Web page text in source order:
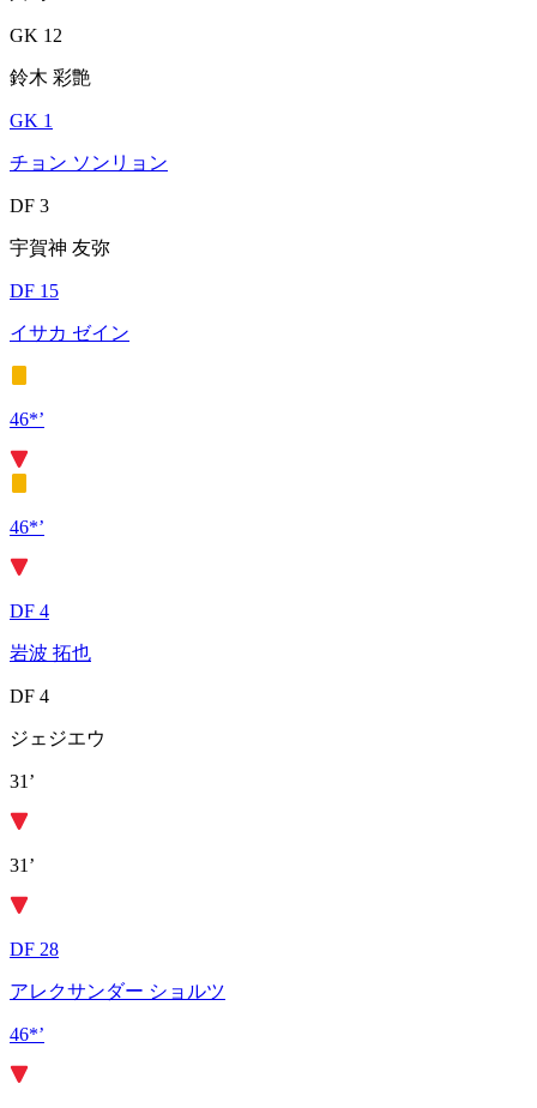
GK 12
鈴木 彩艶
GK 1
チョン ソンリョン
DF 3
宇賀神 友弥
DF 15
イサカ ゼイン
46*’
46*’
DF 4
岩波 拓也
DF 4
ジェジエウ
31’
31’
DF 28
アレクサンダー ショルツ
46*’